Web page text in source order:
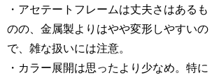
・アセテートフレームは丈夫さはあるも
のの、金属製よりはやや変形しやすいの
で、雑な扱いには注意。
・カラー展開は思ったより少なめ。特に